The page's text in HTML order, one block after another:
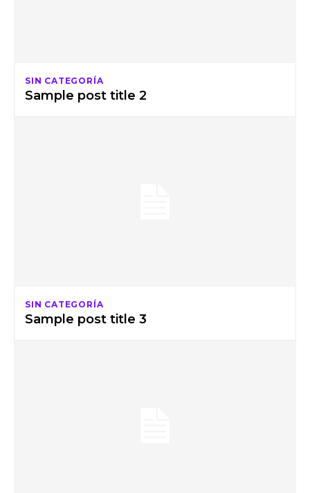
SIN CATEGORÍA
Sample post title 2
SIN CATEGORÍA
Sample post title 3